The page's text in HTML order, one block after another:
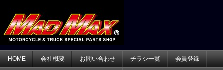
HOME 会社概要 お問い合わせ チラシ一覧 会員登録